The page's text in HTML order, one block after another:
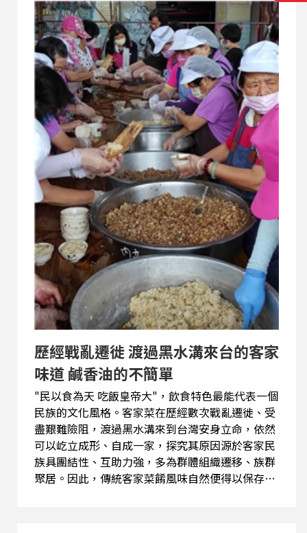
歷經戰亂遷徙 渡過黑水溝來台的客家
味道 鹹香油的不簡單
"民以食為天 吃飯皇帝大"，飲食特色最能代表一個
民族的文化風格。客家菜在歷經數次戰亂遷徙、受
盡艱難險阻，渡過黑水溝來到台灣安身立命，依然
可以屹立成形、自成一家，探究其原因源於客家民
族具團結性、互助力強，多為群體組織遷移、族群
聚居。因此，傳統客家菜餚風味自然便得以保存下